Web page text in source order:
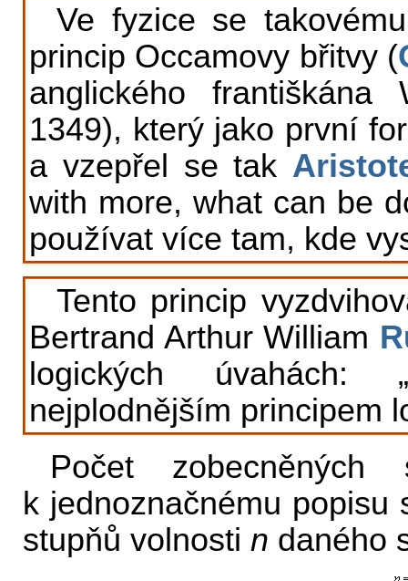
Ve fyzice se
princip Occamovy břitvy (
anglického
1349), který jako první
a vzepřel se tak
with more, what can be
používat více tam, kde
Tento princip
Bertrand Arthur William
logických
nejplodnějším principem
Počet
k jednoznačnému
stupňů volnosti n daného